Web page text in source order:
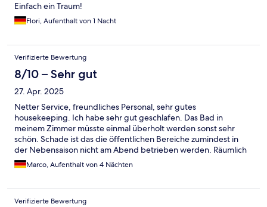
Einfach ein Traum!
Flori, Aufenthalt von 1 Nacht
Verifizierte Bewertung
8/10 – Sehr gut
27. Apr. 2025
Netter Service, freundliches Personal, sehr gutes
housekeeping. Ich habe sehr gut geschlafen. Das Bad in
meinem Zimmer müsste einmal überholt werden sonst sehr
schön. Schade ist das die öffentlichen Bereiche zumindest in
der Nebensaison nicht am Abend betrieben werden. Räumlich
wären die Möglichkeiten (Bar, Lobby mit Kamin usw.) gegeben.
Dennoch würde ich gerne wieder hier logieren.
Marco, Aufenthalt von 4 Nächten
Verifizierte Bewertung